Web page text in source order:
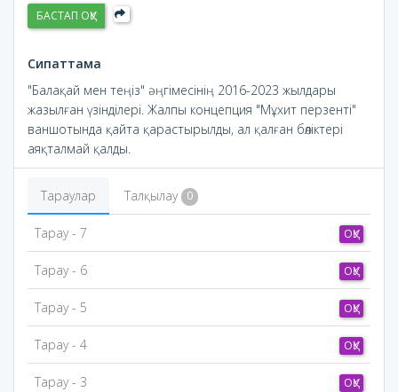
БАСТАП ОҚУ
Сипаттама
"Балақай мен теңіз" әңгімесінің 2016-2023 жылдары
жазылған үзінділері. Жалпы концепция "Мұхит перзенті"
ваншотында қайта қарастырылды, ал қалған бөліктері
аяқталмай қалды.
Тараулар Талқылау 0
Тарау - 7 ОҚУ
Тарау - 6 ОҚУ
Тарау - 5 ОҚУ
Тарау - 4 ОҚУ
Тарау - 3 ОҚУ